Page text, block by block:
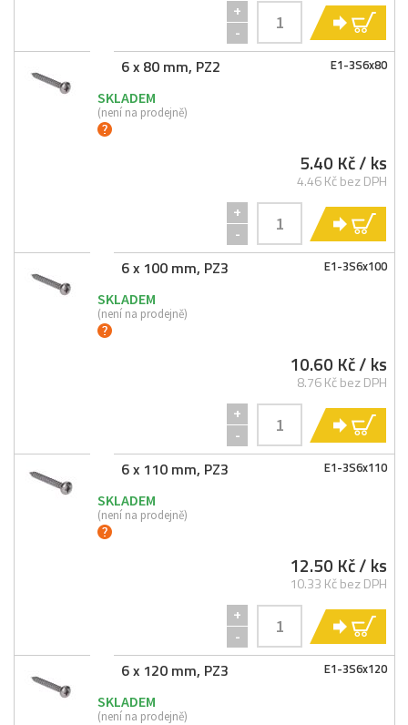
+
-
E1-3S6x80
6 x 80 mm, PZ2
SKLADEM
(není na prodejně)
5.40 Kč/ ks
4.46 Kč bez DPH
+
-
E1-3S6x100
6 x 100 mm, PZ3
SKLADEM
(není na prodejně)
10.60 Kč/ ks
8.76 Kč bez DPH
+
-
E1-3S6x110
6 x 110 mm, PZ3
SKLADEM
(není na prodejně)
12.50 Kč/ ks
10.33 Kč bez DPH
+
-
E1-3S6x120
6 x 120 mm, PZ3
SKLADEM
(není na prodejně)